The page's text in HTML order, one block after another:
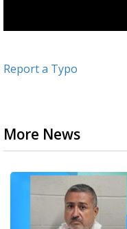
Report a Typo
More News